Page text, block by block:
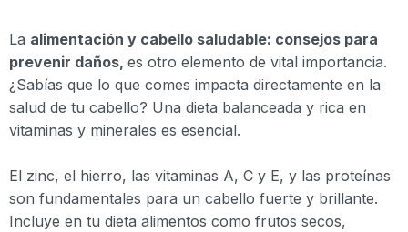
La alimentación y cabello saludable: consejos para
prevenir daños, es otro elemento de vital importancia.
¿Sabías que lo que comes impacta directamente en la
salud de tu cabello? Una dieta balanceada y rica en
vitaminas y minerales es esencial.
El zinc, el hierro, las vitaminas A, C y E, y las proteínas
son fundamentales para un cabello fuerte y brillante.
Incluye en tu dieta alimentos como frutos secos,